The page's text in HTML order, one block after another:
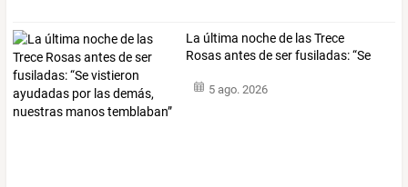
La última nochede lasTrece
Rosasantesdeserfusiladas:“Se
5 ago. 2026